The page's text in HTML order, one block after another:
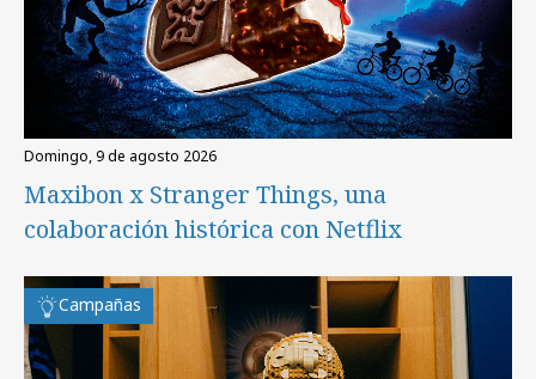
domingo, 9 de agosto 2026
Maxibon x Stranger Things, una
colaboración histórica con Netflix
Campañas